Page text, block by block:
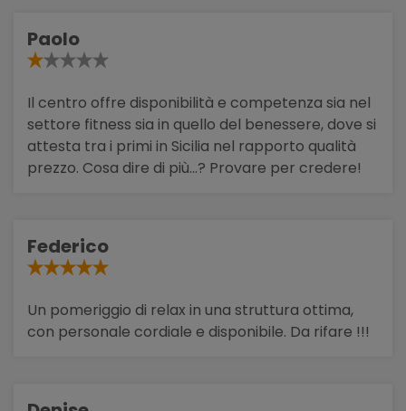
Paolo
Il centro offre disponibilità e competenza sia nel
settore fitness sia in quello del benessere, dove si
attesta tra i primi in Sicilia nel rapporto qualità
prezzo. Cosa dire di più...? Provare per credere!
Federico
Un pomeriggio di relax in una struttura ottima,
con personale cordiale e disponibile. Da rifare !!!